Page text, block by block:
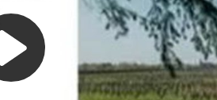
Play
Video